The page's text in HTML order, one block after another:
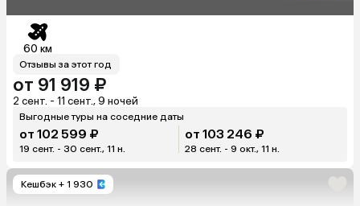
60 км
Отзывы за этот год
от 91 919 ₽
2 сент. - 11 сент., 9 ночей
Выгодные туры на соседние даты
от 102 599 ₽
19 сент. - 30 сент., 11 н.
от 103 246 ₽
28 сент. - 9 окт., 11 н.
Кешбэк + 1 930